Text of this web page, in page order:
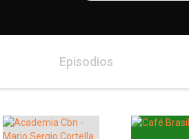
Episodios